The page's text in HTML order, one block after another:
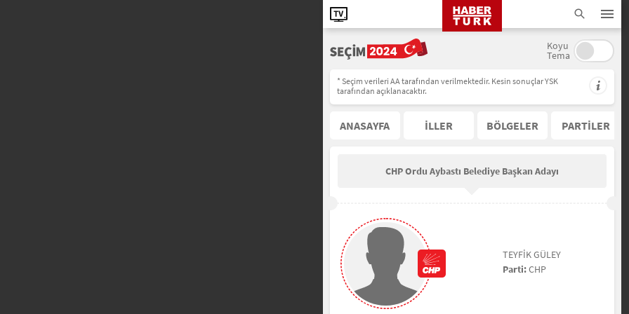
Koyu
Tema
* Seçim verileri AA tarafından verilmektedir. Kesin sonuçlar YSK
tarafından açıklanacaktır.
ANASAYFA İLLER BÖLGELER PARTİLER
CHP Ordu Aybastı Belediye Başkan Adayı
TEYFİK GÜLEY
Parti:CHP